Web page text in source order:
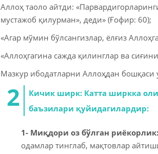
Аллоҳ таоло айтди:
мустажоб қилурман», деди» (Ғофир: 60);
«Агар мўмин бўлсангизлар, ёлғиз
«Аллоҳгагина сажда қилинглар ва
Мазкур ибодатларни Аллоҳдан
Кичик ширк: Катта ширкка
баъзилари қуйидагилардир:
1- Миқдори оз бўлган
одамлар тинглаб, мақтовлар